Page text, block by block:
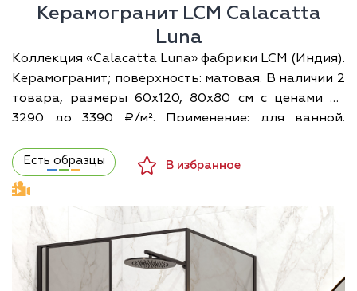
Керамогранит LCM Calacatta
Luna
Коллекция «Calacatta Luna» фабрики LCM (Индия).
Керамогранит; поверхность: матовая. В наличии 2
товара, размеры 60х120, 80х80 см с ценами от
3290 до 3390 ₽/м². Применение: для ванной.
плитку по своему помещению в 3D можно прямо
на сайте — бесплатно.
Есть образцы В избранное